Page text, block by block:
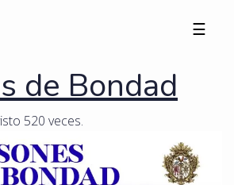
☰
de Bondad
520 veces.